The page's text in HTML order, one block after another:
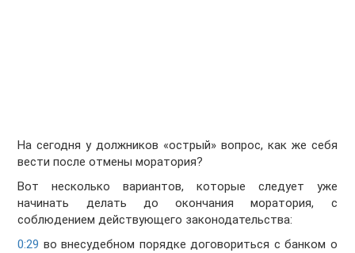
На сегодня у должников «острый» вопрос, как же себя
вести после отмены моратория?
Вот несколько вариантов, которые следует уже
начинать делать до окончания моратория, с
соблюдением действующего законодательства:
0:29 во внесудебном порядке договориться с банком о